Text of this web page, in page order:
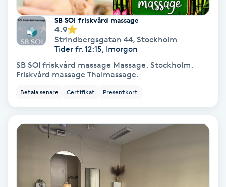
PRX-T33
Psoriasis
Radiofrekvens
SB SOI friskvård massage
4.9
Strindbergsgatan 44, Stockholm
Tider fr. 12:15, Imorgon
SB SOI friskvård massage Massage. Stockholm.
Friskvård massage Thaimassage.
Betala senare Certifikat Presentkort